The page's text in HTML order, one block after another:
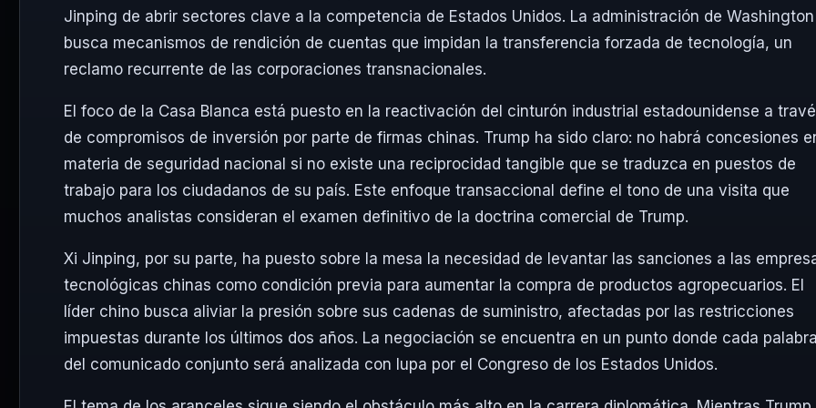
Jinping de abrir sectores clave a la competencia de Estados Unidos. La administración de Washington
busca mecanismos de rendición de cuentas que impidan la transferencia forzada de tecnología, un
reclamo recurrente de las corporaciones transnacionales.
El foco de la Casa Blanca está puesto en la reactivación del cinturón industrial estadounidense a
de compromisos de inversión por parte de firmas chinas. Trump ha sido claro: no habrá concesiones
materia de seguridad nacional si no existe una reciprocidad tangible que se traduzca en puestos de
trabajo para los ciudadanos de su país. Este enfoque transaccional define el tono de una visita que
muchos analistas consideran el examen definitivo de la doctrina comercial de Trump.
Xi Jinping, por su parte, ha puesto sobre la mesa la necesidad de levantar las sanciones a las
tecnológicas chinas como condición previa para aumentar la compra de productos agropecuarios. El
líder chino busca aliviar la presión sobre sus cadenas de suministro, afectadas por las restricciones
impuestas durante los últimos dos años. La negociación se encuentra en un punto donde cada palabra
del comunicado conjunto será analizada con lupa por el Congreso de los Estados Unidos.